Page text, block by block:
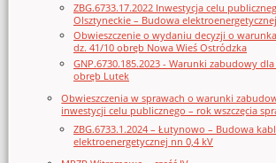
ZBG.6733.17.2022 Inwestycja celu
Olsztyneckie – Budowa
Obwieszczenie o wydaniu decyzji o
dz. 41/10 obręb Nowa Wieś Ostródzka
GNP.6730.185.2023 - Warunki zabudowy dla
obręb Lutek
Obwieszczenia w sprawach o warunki
inwestycji celu publicznego – rok wszczęcia
ZBG.6733.1.2024 – Łutynowo – Budowa
elektroenergetycznej nn 0,4 kV